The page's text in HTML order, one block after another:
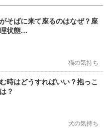
そばに来て座るのはなぜ？座
状態…
猫の気持ち
時はどうすればいい？抱っこ
？
犬の気持ち